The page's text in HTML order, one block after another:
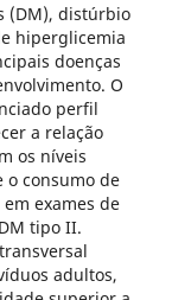
(DM), distúrbio
hiperglicemia
doenças
O
perfil
a relação
os níveis
o consumo de
exames de
tipo II.
adultos,